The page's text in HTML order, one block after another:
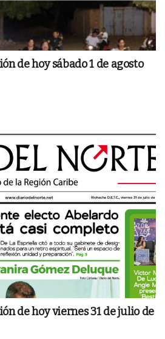
de hoy sábado 1 de agosto
de hoy viernes 31 de julio de